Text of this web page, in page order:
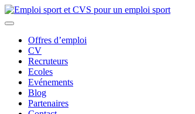
Offres d’emploi
CV
Recruteurs
Ecoles
Evénements
Blog
Partenaires